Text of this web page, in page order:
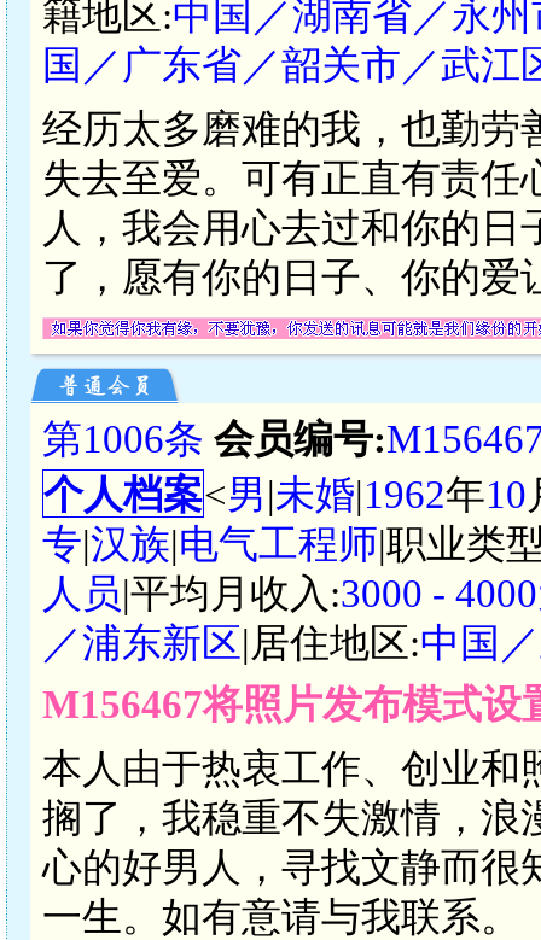
籍地区:中国／湖南省／永
国／广东省／韶关市／武江
经历太多磨难的我，也勤劳
失去至爱。可有正直有责
人，我会用心去过和你的
了，愿有你的日子、你的
第1006条 会员编号:
个人档案<男|未婚|1962年10
专|汉族|电气工程师|职业类
人员|平均月收入:3000 -
／浦东新区|居住地区:中国
M156467将照片发布模式
本人由于热衷工作、创业和
搁了，我稳重不失激情，浪
心的好男人，寻找文静而很
一生。如有意请与我联系。